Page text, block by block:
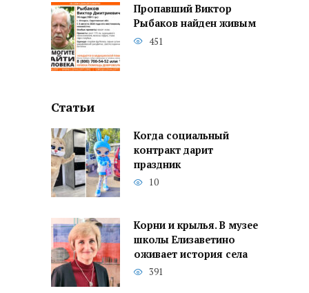
Пропавший Виктор
Рыбаков найден живым
451
Статьи
Когда социальный
контракт дарит
праздник
10
Корни и крылья. В музее
школы Елизаветино
оживает история села
391